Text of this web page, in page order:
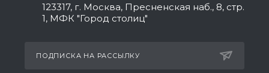
123317, г. Москва, Пресненская наб., 8, стр.
1, МФК "Город столиц"
ПОДПИСКА НА РАССЫЛКУ